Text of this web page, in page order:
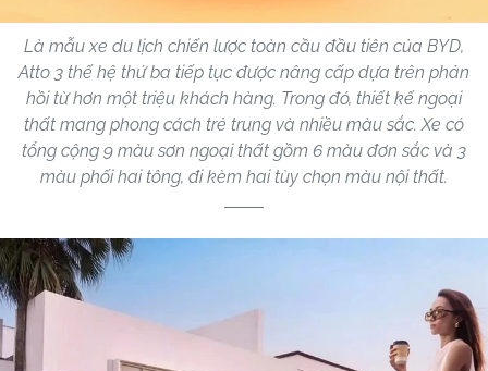
Là mẫu xe du lịch chiến lược toàn cầu đầu tiên của BYD,
Atto 3 thế hệ thứ ba tiếp tục được nâng cấp dựa trên phản
hồi từ hơn một triệu khách hàng. Trong đó, thiết kế ngoại
thất mang phong cách trẻ trung và nhiều màu sắc. Xe có
tổng cộng 9 màu sơn ngoại thất gồm 6 màu đơn sắc và 3
màu phối hai tông, đi kèm hai tùy chọn màu nội thất.